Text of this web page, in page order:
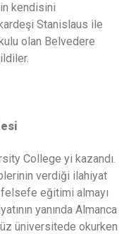
kendisini
Stanislaus ile
olan Belvedere
College yi kazandı.
verdiği ilahiyat
eğitimi almayı
yanında Almanca
üniversitede okurken